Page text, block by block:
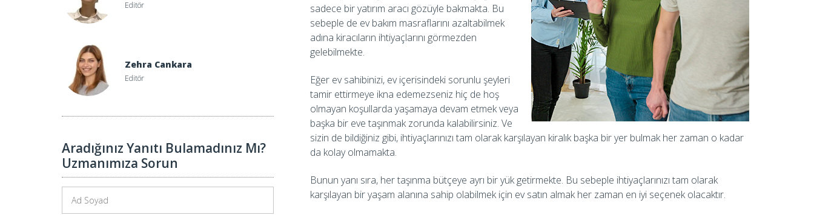
Editör
Zehra Cankara
Editör
Aradığınız Yanıtı Bulamadınız Mı?
Uzmanımıza Sorun
sadece bir yatırım aracı gözüyle bakmakta. Bu
sebeple de ev bakım masraflarını azaltabilmek
adına kiracıların ihtiyaçlarını görmezden
gelebilmekte.
Eğer ev sahibinizi, ev içerisindeki sorunlu şeyleri
tamir ettirmeye ikna edemezseniz hiç de hoş
olmayan koşullarda yaşamaya devam etmek veya
başka bir eve taşınmak zorunda kalabilirsiniz. Ve
sizin de bildiğiniz gibi, ihtiyaçlarınızı tam olarak karşılayan kiralık başka bir yer bulmak her zaman o kadar
da kolay olmamakta.
Bunun yanı sıra, her taşınma bütçeye ayrı bir yük getirmekte. Bu sebeple ihtiyaçlarınızı tam olarak
karşılayan bir yaşam alanına sahip olabilmek için ev satın almak her zaman en iyi seçenek olacaktır.